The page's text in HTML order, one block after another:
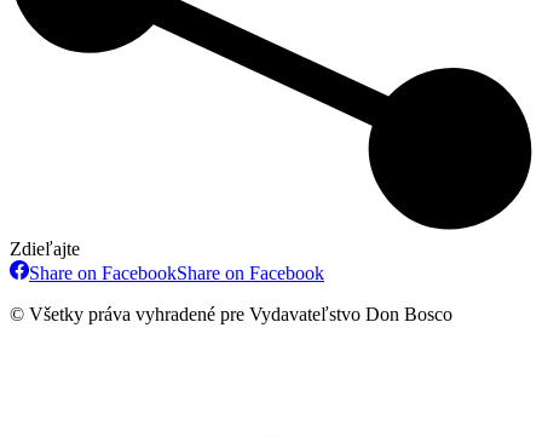
Zdieľajte
Share on FacebookShare on Facebook
© Všetky práva vyhradené pre Vydavateľstvo Don Bosco